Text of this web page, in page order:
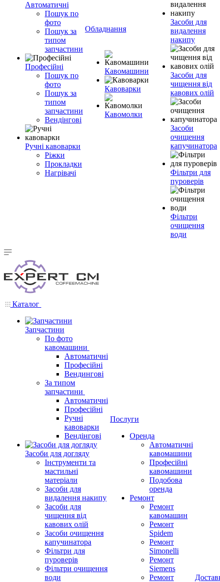
Автоматичні
Пошук по
фото
Пошук за
типом
запчастини
Професійні
Пошук по
фото
Пошук за
типом
запчастини
Вендінгові
Ручні кавоварки
Ріжки
Прокладки
Нагрівачі
Обладнання
Кавомашини
Кавоварки
Кавомолки
Засоби для
видалення
накипу
Засоби для
чищення від
кавових олій
Засоби
очищення
капучинатора
Фільтри для
пуроверів
Фільтри
очищення
води
Каталог
Запчастини
По фото
кавомашини
Автоматичні
Професійні
Вендингові
За типом
запчастини
Автоматичні
Професійні
Ручні
кавоварки
Вендінгові
Засоби для догляду
Інструменти та
мастильні
матеріали
Засоби для
видалення накипу
Засоби для
чищення від
кавових олій
Засоби очищення
капучинатора
Фільтри для
пуроверів
Фільтри очищення
води
Послуги
Оренда
Автоматичні
кавомашини
Професійні
кавомашини
Подобова
оренда
Ремонт
Ремонт
кавомашин
Ремонт
Spidem
Ремонт
Simonelli
Ремонт
Siemens
Ремонт